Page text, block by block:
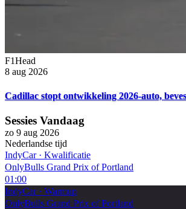
F1Head
8 aug 2026
Cadillac stopt ontwikkeling 2026-auto,
Sessies Vandaag
zo 9 aug 2026
Nederlandse tijd
IndyCar· Kwalificatie
OnlyBulls Grand Prix of Portland
01:00
IndyCar· Warmup
OnlyBulls Grand Prix of Portland